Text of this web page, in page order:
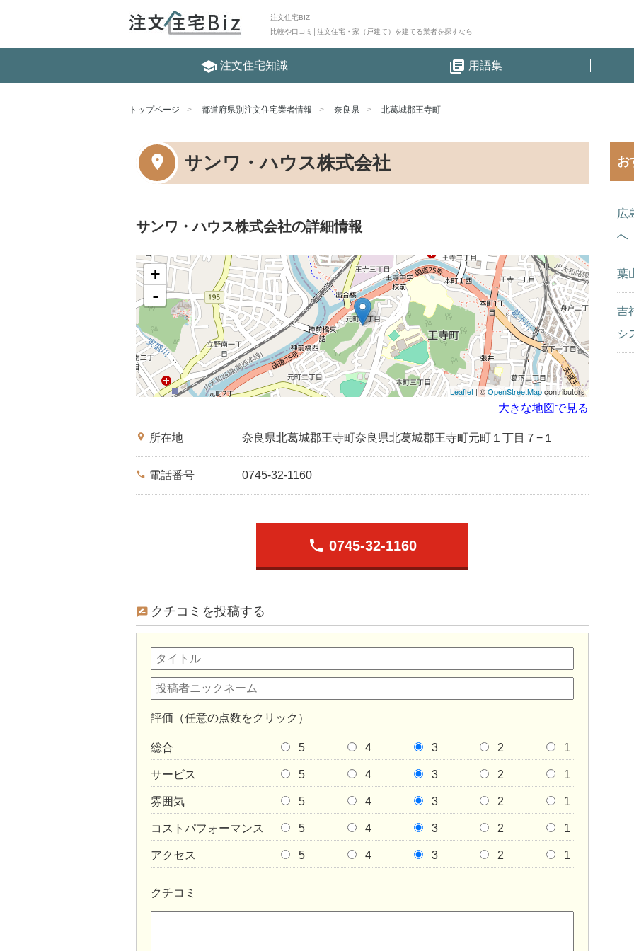
注文住宅BIZ
比較や口コミ│注文住宅・家（戸建て）を建てる業者を探すなら
school 注文住宅知識 library_books 用語集
トップページ 都道府県別注文住宅業者情報 奈良県 北葛城郡王寺町
サンワ・ハウス株式会社
サンワ・ハウス株式会社の詳細情報
+
-
Leaflet | ©OpenStreetMapcontributors
大きな地図で見る
place 所在地 奈良県北葛城郡王寺町奈良県北葛城郡王寺町元町１丁目７−１
phone 電話番号 0745-32-1160
phone 0745-32-1160
クチコミを投稿する
評価（任意の点数をクリック）
総合 5 4 3 2 1
サービス 5 4 3 2 1
雰囲気 5 4 3 2 1
コストパフォーマンス 5 4 3 2 1
アクセス 5 4 3 2 1
クチコミ
お
広
へ
葉
吉
シ